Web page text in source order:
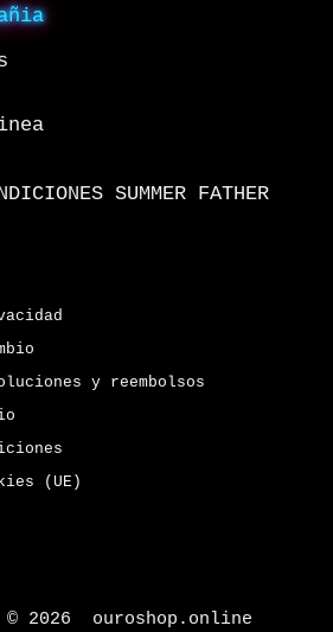
SUMMER FATHER
y reembolsos
(UE)
© 2026 ouroshop.online